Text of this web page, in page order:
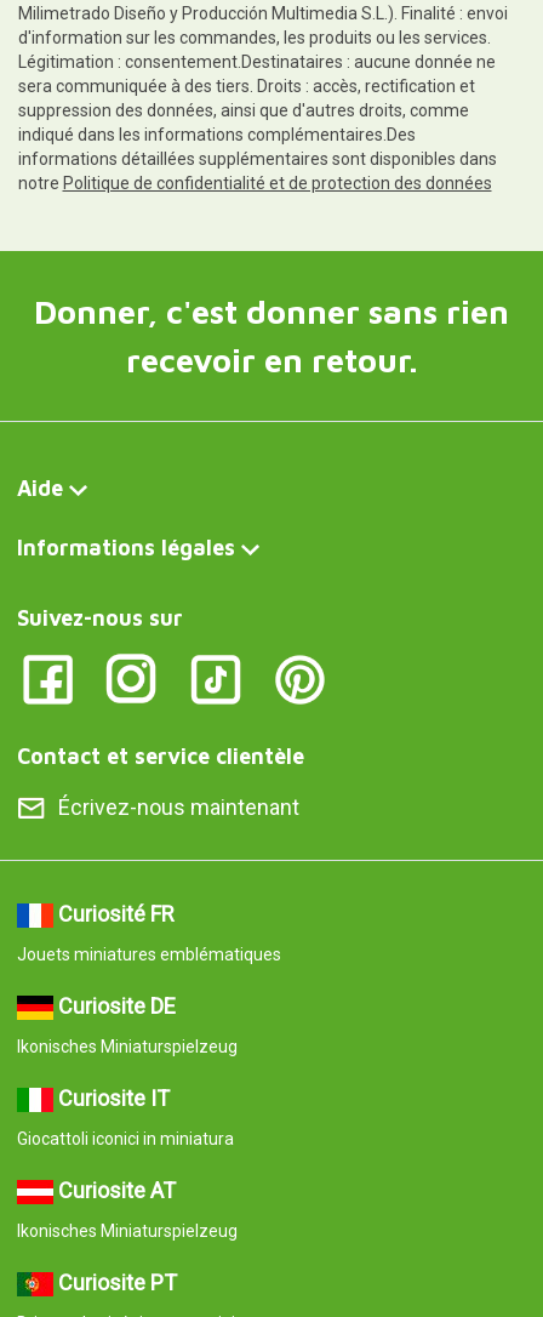
Milimetrado Diseño y Producción Multimedia S.L.). Finalité : envoi
d'information sur les commandes, les produits ou les services.
Légitimation : consentement.Destinataires : aucune donnée ne
sera communiquée à des tiers. Droits : accès, rectification et
suppression des données, ainsi que d'autres droits, comme
indiqué dans les informations complémentaires.Des
informations détaillées supplémentaires sont disponibles dans
notre Politique de confidentialité et de protection des données
Donner, c'est donner sans rien
recevoir en retour.
Aide
Informations légales
Suivez-nous sur
Contact et service clientèle
Écrivez-nous maintenant
Curiosité FR
Jouets miniatures emblématiques
Curiosite DE
Ikonisches Miniaturspielzeug
Curiosite IT
Giocattoli iconici in miniatura
Curiosite AT
Ikonisches Miniaturspielzeug
Curiosite PT